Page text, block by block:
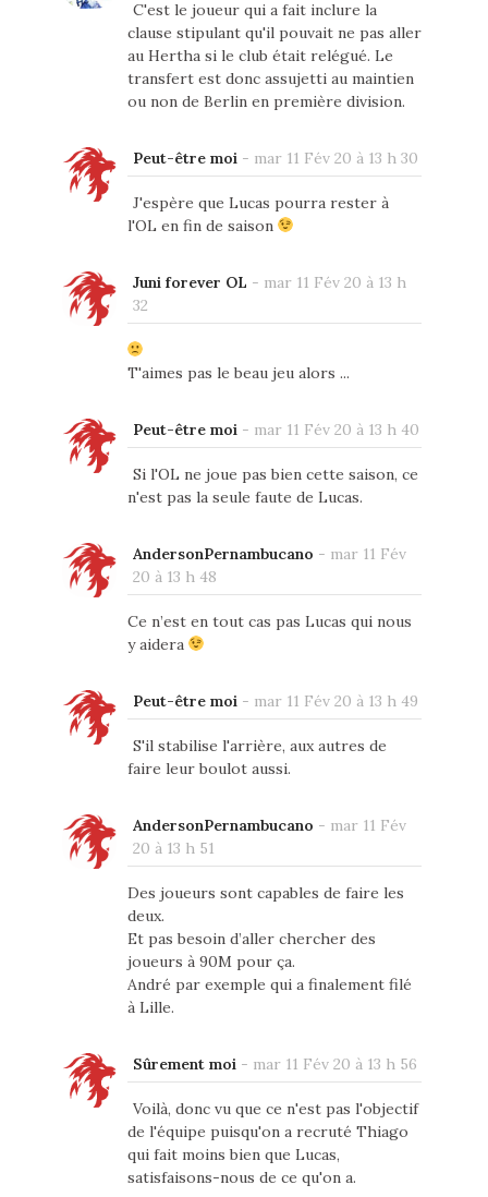
C'est le joueur qui a fait inclure la
clause stipulant qu'il pouvait ne pas aller
au Hertha si le club était relégué. Le
transfert est donc assujetti au maintien
ou non de Berlin en première division.
Peut-être moi - mar 11 Fév 20 à 13 h 30
J'espère que Lucas pourra rester à
l'OL en fin de saison
Juni forever OL - mar 11 Fév 20 à 13 h
32
T'aimes pas le beau jeu alors ...
Peut-être moi - mar 11 Fév 20 à 13 h 40
Si l'OL ne joue pas bien cette saison, ce
n'est pas la seule faute de Lucas.
AndersonPernambucano - mar 11 Fév
20 à 13 h 48
Ce n’est en tout cas pas Lucas qui nous
y aidera
Peut-être moi - mar 11 Fév 20 à 13 h 49
S'il stabilise l'arrière, aux autres de
faire leur boulot aussi.
AndersonPernambucano - mar 11 Fév
20 à 13 h 51
Des joueurs sont capables de faire les
deux.
Et pas besoin d’aller chercher des
joueurs à 90M pour ça.
André par exemple qui a finalement filé
à Lille.
Sûrement moi - mar 11 Fév 20 à 13 h 56
Voilà, donc vu que ce n'est pas l'objectif
de l'équipe puisqu'on a recruté Thiago
qui fait moins bien que Lucas,
satisfaisons-nous de ce qu'on a.